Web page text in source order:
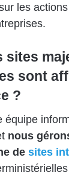
les
sites
sont
?
équipe
nous
de sites